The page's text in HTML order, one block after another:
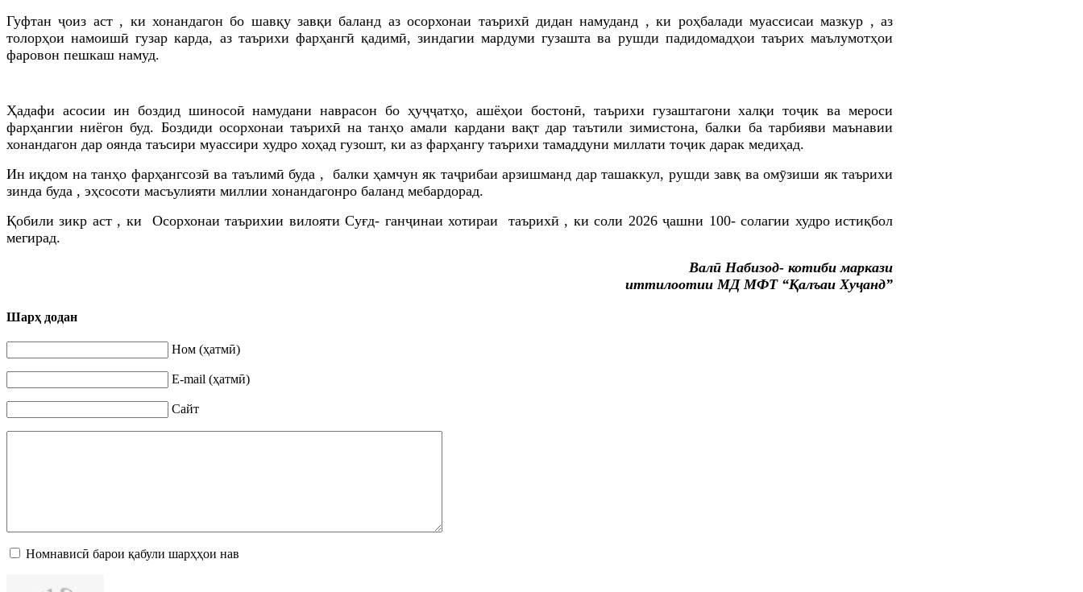
Гуфтан ҷоиз аст , ки хонандагон бо шавқу завқи баланд аз осорхонаи таърихӣ дидан намуданд , ки роҳбалади муассисаи мазкур , аз
толорҳои намоишӣ гузар карда, аз таърихи фарҳангӣ қадимӣ, зиндагии мардуми гузашта ва рушди падидомадҳои таърих маълумотҳои
фаровон пешкаш намуд.
Ҳадафи асосии ин боздид шиносоӣ намудани наврасон бо ҳуҷҷатҳо, ашёҳои бостонӣ, таърихи гузаштагони халқи тоҷик ва мероси
фарҳангии ниёгон буд. Боздиди осорхонаи таърихӣ на танҳо амали кардани вақт дар таътили зимистона, балки ба тарбияви маънавии
хонандагон дар оянда таъсири муассири худро хоҳад гузошт, ки аз фарҳангу таърихи тамаддуни миллати тоҷик дарак медиҳад.
Ин иқдом на танҳо фарҳангсозӣ ва таълимӣ буда , балки ҳамчун як таҷрибаи арзишманд дар ташаккул, рушди завқ ва омӯзиши як таърихи
зинда буда , эҳсосоти масъулияти миллии хонандагонро баланд мебардорад.
Қобили зикр аст , ки Осорхонаи таърихии вилояти Суғд- ганҷинаи хотираи таърихӣ , ки соли 2026 ҷашни 100- солагии худро истиқбол
мегирад.
Валӣ Набизод- котиби маркази
иттилоотии МД МФТ “Қалъаи Хуҷанд”
Шарҳ додан
Ном (ҳатмӣ)
E-mail (ҳатмӣ)
Сайт
Номнависӣ барои қабули шарҳҳои нав